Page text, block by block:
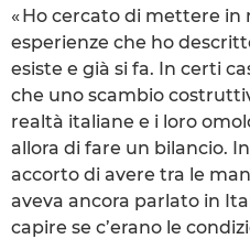
« Ho cercato di mettere in
esperienze che ho
esiste e già si fa. In certi
che uno scambio
realtà italiane e i loro
allora di fare un bilancio.
accorto di avere tra le
aveva ancora parlato in
capire se c’erano le